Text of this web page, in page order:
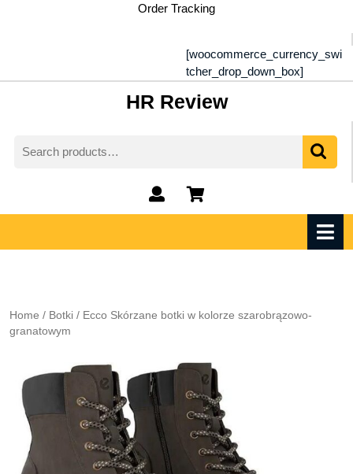
Order Tracking
[woocommerce_currency_swi
tcher_drop_down_box]
HR Review
for:
My
Account
shopping
cart
Home / Botki / Ecco Skórzane botki w kolorze szarobrązowo-
granatowym